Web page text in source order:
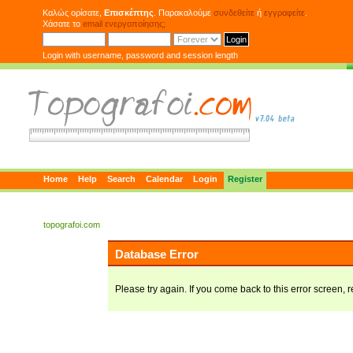
Καλώς ορίσατε, Επισκέπτης . Παρακαλούμε συνδεθείτε ή εγγραφείτε
Χάσατε το email ενεργοποίησης;
Login with username, password and session length
Home Help Search Calendar Login Register
topografoi.com
Database Error
Please try again. If you come back to this error screen,